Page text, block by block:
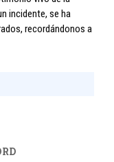
incidente, se ha
recordándonos a